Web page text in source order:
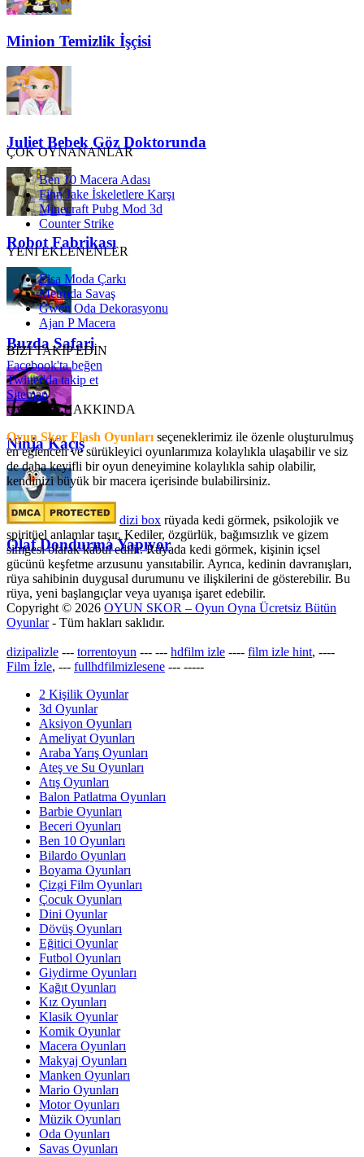
Minion Temizlik İşçisi
Juliet Bebek Göz Doktorunda
Robot Fabrikası
Buzda Safari
Ninja Kaçış
Olaf Dondurma Yapıyor
ÇOK OYNANANLAR
Ben 10 Macera Adası
Finn Jake İskeletlere Karşı
Minecraft Pubg Mod 3d
Counter Strike
YENİ EKLENENLER
Elsa Moda Çarkı
Metroda Savaş
Gwen Oda Dekorasyonu
Ajan P Macera
BİZİ TAKİP EDİN
Facebook'ta beğen
Twitter'da takip et
Sitemap
OyunSkor HAKKINDA
Oyun Skor Flash Oyunları seçeneklerimiz ile özenle oluşturulmuş
en eğlenceli ve sürükleyici oyunlarımıza kolaylıkla ulaşabilir ve siz
de daha keyifli bir oyun deneyimine kolaylıkla sahip olabilir,
kendinizi büyük bir macera içerisinde bulabilirsiniz.
dizi box rüyada kedi görmek​, psikolojik ve
spiritüel anlamlar taşır. Kediler, özgürlük, bağımsızlık ve gizem
simgesi olarak kabul edilir. Rüyada kedi görmek, kişinin içsel
gücünü keşfetme arzusunu yansıtabilir. Ayrıca, kedinin davranışları,
rüya sahibinin duygusal durumunu ve ilişkilerini de gösterebilir. Bu
rüya, yeni başlangıçlar veya uyanışa işaret edebilir.
Copyright © 2026 OYUN SKOR – Oyun Oyna Ücretsiz Bütün
Oyunlar- Tüm hakları saklıdır.
dizipalizle --- torrentoyun --- --- hdfilm izle ---- film izle hint, ----
Film İzle, --- fullhdfilmizlesene --- -----
2 Kişilik Oyunlar
3d Oyunlar
Aksiyon Oyunları
Ameliyat Oyunları
Araba Yarış Oyunları
Ateş ve Su Oyunları
Atış Oyunları
Balon Patlatma Oyunları
Barbie Oyunları
Beceri Oyunları
Ben 10 Oyunları
Bilardo Oyunları
Boyama Oyunları
Çizgi Film Oyunları
Çocuk Oyunları
Dini Oyunlar
Dövüş Oyunları
Eğitici Oyunlar
Futbol Oyunları
Giydirme Oyunları
Kağıt Oyunları
Kız Oyunları
Klasik Oyunlar
Komik Oyunlar
Macera Oyunları
Makyaj Oyunları
Manken Oyunları
Mario Oyunları
Motor Oyunları
Müzik Oyunları
Oda Oyunları
Savas Oyunları